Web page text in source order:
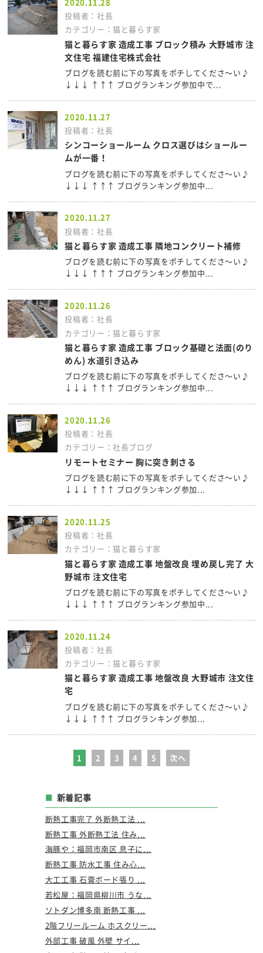
投稿者：社長
カテゴリー：猫と暮らす家
猫と暮らす家 造成工事 ブロック積み 大野城市 注
文住宅 福建住宅株式会社
ブログを読む前に下の写真をポチしてくださ～い♪
↓↓↓ ↑↑↑ ブログランキング参加中で...
2020.11.27
投稿者：社長
シンコーショールーム クロス選びはショールー
ムが一番！
ブログを読む前に下の写真をポチしてくださ～い♪
↓↓↓ ↑↑↑ ブログランキング参加中...
2020.11.27
投稿者：社長
猫と暮らす家 造成工事 隣地コンクリート補修
ブログを読む前に下の写真をポチしてくださ～い♪
↓↓↓ ↑↑↑ ブログランキング参加中...
2020.11.26
投稿者：社長
カテゴリー：猫と暮らす家
猫と暮らす家 造成工事 ブロック基礎と法面(のり
めん) 水道引き込み
ブログを読む前に下の写真をポチしてくださ～い♪
↓↓↓ ↑↑↑ ブログランキング参加中...
2020.11.26
投稿者：社長
カテゴリー：社長ブログ
リモートセミナー 胸に突き刺さる
ブログを読む前に下の写真をポチしてくださ～い♪
↓↓↓ ↑↑↑ ブログランキング参加...
2020.11.25
投稿者：社長
カテゴリー：猫と暮らす家
猫と暮らす家 造成工事 地盤改良 埋め戻し完了 大
野城市 注文住宅
ブログを読む前に下の写真をポチしてくださ～い♪
↓↓↓ ↑↑↑ ブログランキング参加中...
2020.11.24
投稿者：社長
カテゴリー：猫と暮らす家
猫と暮らす家 造成工事 地盤改良 大野城市 注文住
宅
ブログを読む前に下の写真をポチしてくださ～い♪
↓↓↓ ↑↑↑ ブログランキング参加...
1 2 3 4 5 次へ
新着記事
断熱工事完了 外断熱工法 ...
断熱工事 外断熱工法 住み...
海豚や：福岡市南区 息子に...
断熱工事 防水工事 住み心...
大工工事 石膏ボード張り ...
若松屋：福岡県柳川市 うな...
ソトダン博多南 断熱工事 ...
2階フリールーム ホスクリー...
外部工事 破風 外壁 サイ...